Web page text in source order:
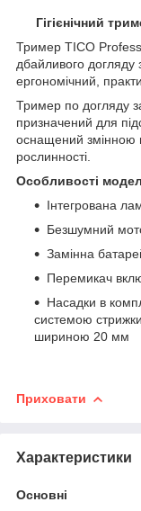
Гігієнічний
Тример TICO
дбайливого
ергономічний,
Тример по догляду
призначений для
оснащений змінною
рослинності.
Особливості
Інтегрована
Безшумний
Замінна
Перемикач
Насадки в
системою
шириною 20 мм
Приховати
Характеристики
Основні